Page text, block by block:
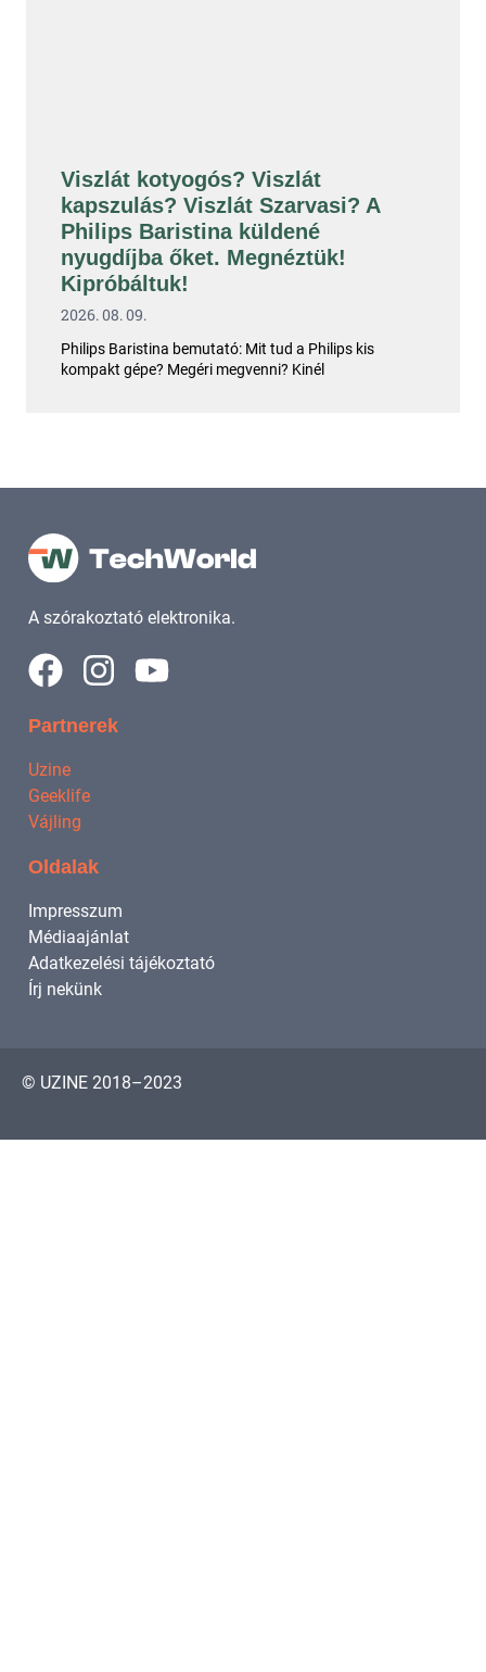
Viszlát kotyogós? Viszlát
kapszulás? Viszlát Szarvasi? A
Philips Baristina küldené
nyugdíjba őket. Megnéztük!
Kipróbáltuk!
2026. 08. 09.
Philips Baristina bemutató: Mit tud a Philips kis
kompakt gépe? Megéri megvenni? Kinél
A szórakoztató elektronika.
Partnerek
Uzine
Geeklife
Vájling
Oldalak
Impresszum
Médiaajánlat
Adatkezelési tájékoztató
Írj nekünk
© UZINE 2018–2023